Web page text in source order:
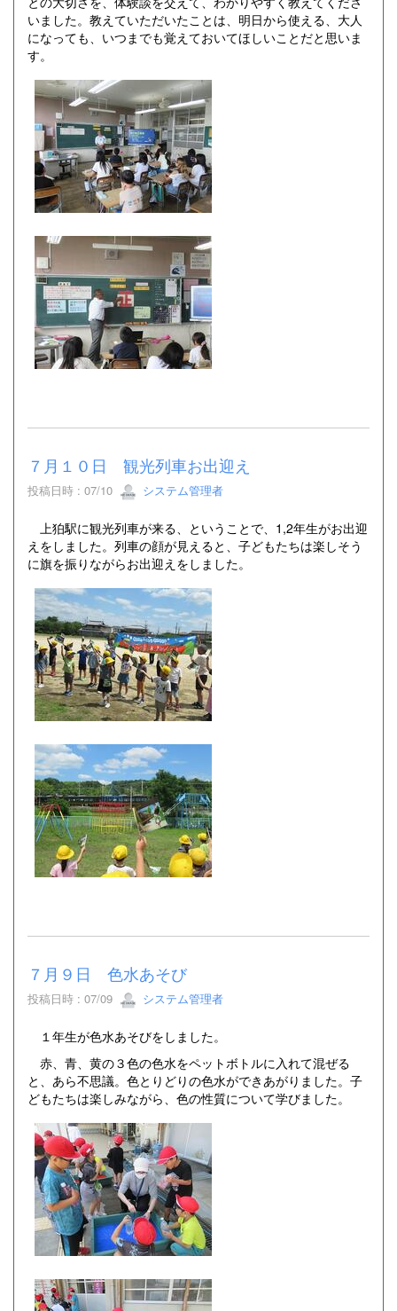
いました。教えていただいたことは、明日から使える、大人
になっても、いつまでも覚えておいてほしいことだと思いま
す。
７月１０日 観光列車お出迎え
投稿日時 : 07/10 システム管理者
上狛駅に観光列車が来る、ということで、1,2年生がお出迎
えをしました。列車の顔が見えると、子どもたちは楽しそう
に旗を振りながらお出迎えをしました。
７月９日 色水あそび
投稿日時 : 07/09 システム管理者
１年生が色水あそびをしました。
赤、青、黄の３色の色水をペットボトルに入れて混ぜる
と、あら不思議。色とりどりの色水ができあがりました。子
どもたちは楽しみながら、色の性質について学びました。